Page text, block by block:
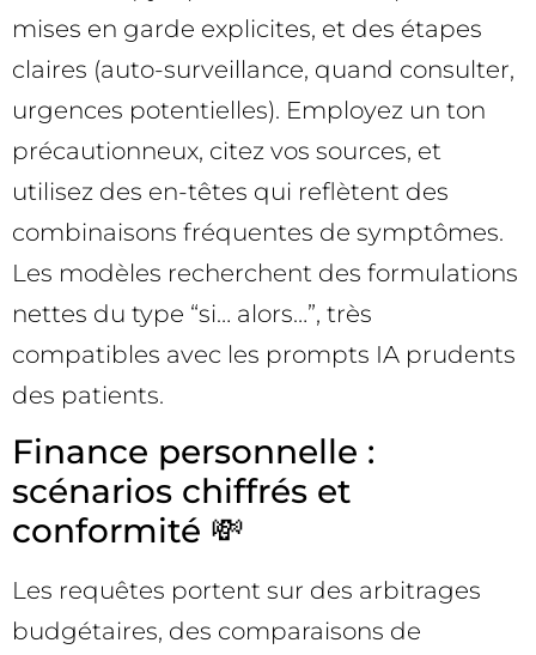
mises en garde explicites, et des étapes
claires (auto-surveillance, quand consulter,
urgences potentielles). Employez un ton
précautionneux, citez vos sources, et
utilisez des en-têtes qui reflètent des
combinaisons fréquentes de symptômes.
Les modèles recherchent des formulations
nettes du type “si… alors…”, très
compatibles avec les prompts IA prudents
des patients.
Finance personnelle :
scénarios chiffrés et
conformité 💸
Les requêtes portent sur des arbitrages
budgétaires, des comparaisons de